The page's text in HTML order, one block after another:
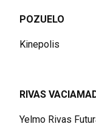
POZUELO
Kinepolis
RIVAS
Yelmo Rivas